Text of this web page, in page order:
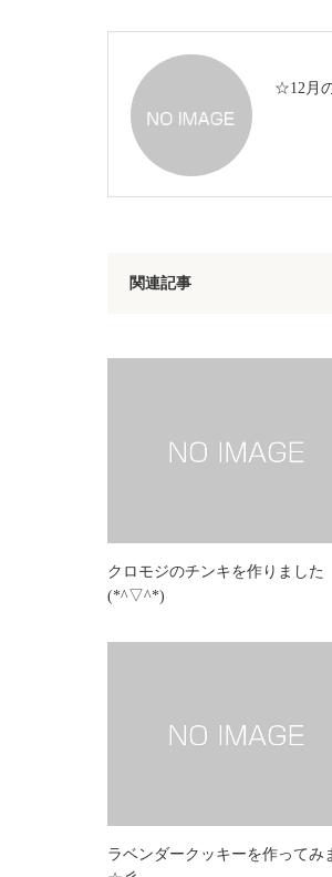
☆12月
関連記事
クロモジのチンキを作りました
(*^▽^*)
ラベンダークッキーを作ってみ